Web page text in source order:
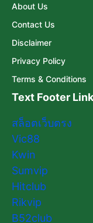
About Us
Contact Us
Disclaimer
Privacy Policy
Terms & Conditions
Text Footer
สล็อตเว็บตรง
Vic88
Kwin
Sumvip
Hitclub
Rikvip
B52club